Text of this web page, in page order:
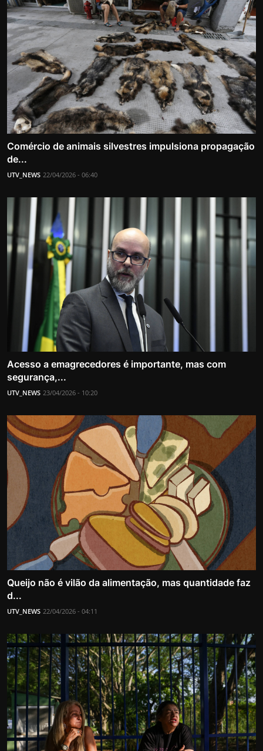
Comércio de animais silvestres impulsiona propagação
de...
UTV_NEWS 22/04/2026 - 06:40
Acesso a emagrecedores é importante, mas com
segurança,...
UTV_NEWS 23/04/2026 - 10:20
Queijo não é vilão da alimentação, mas quantidade faz
d...
UTV_NEWS 22/04/2026 - 04:11